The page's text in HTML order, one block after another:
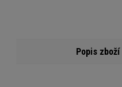
Popis zboží